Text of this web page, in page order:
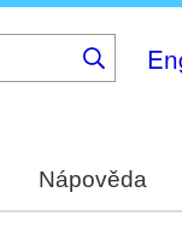
Nápověda